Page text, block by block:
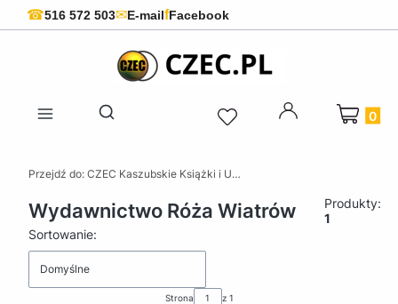
☎516 572 503✉E-mailfFacebook
Otwórz wyszukiwarkę
Produkty
Przejdź do: CZEC Kaszubskie Książki i Upominki - Pamiątki z Kaszub
Wydawnictwo Róża Wiatrów
Produkty:
1
Lista produktów
Sortowanie:
Domyślne
Strona z 1